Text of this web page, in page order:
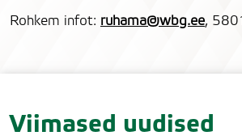
Rohkem infot: ruhama@wbg.ee,
Viimased uudised